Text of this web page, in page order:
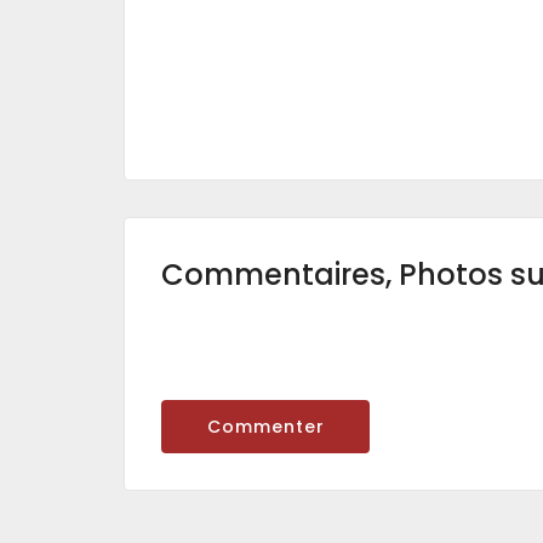
Commentaires, Photos
Commenter